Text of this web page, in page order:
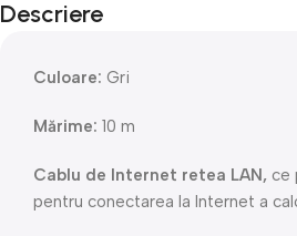
Descriere
Culoare: Gri
Mărime: 10 m
Cablu de Internet retea LAN, ce
pentru conectarea la Internet a